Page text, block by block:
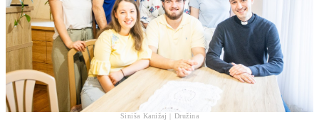
Siniša Kanižaj | Družina